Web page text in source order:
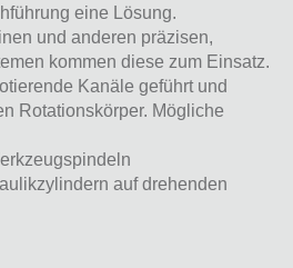
eine Lösung.
und anderen präzisen,
kommen diese zum Einsatz.
Kanäle geführt und
Rotationskörper. Mögliche
auf drehenden